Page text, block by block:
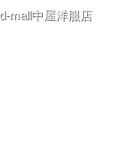
d-mall中屋洋服店